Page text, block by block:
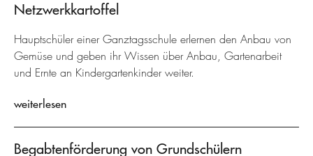
Netzwerkkartoffel
Hauptschüler einer Ganztagsschule erlernen den Anbau von
Gemüse und geben ihr Wissen über Anbau, Gartenarbeit
und Ernte an Kindergartenkinder weiter.
weiterlesen
Begabtenförderung von Grundschülern